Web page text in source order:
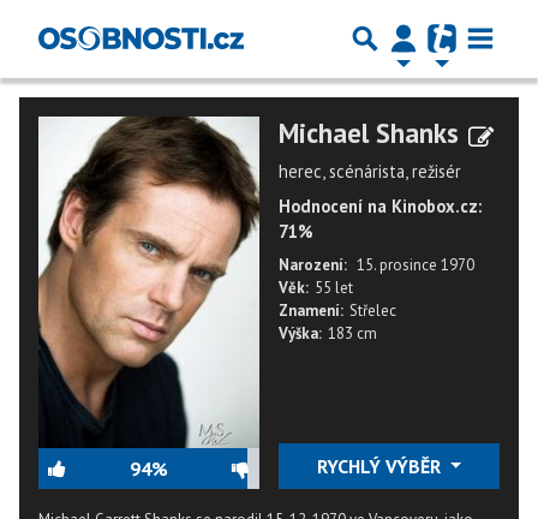
94%
Michael Shanks
herec, scénárista, režisér
Hodnocení na Kinobox.cz:
71%
Narození: 15. prosince 1970
Věk: 55 let
Znamení: Střelec
Výška: 183 cm
RYCHLÝ VÝBĚR